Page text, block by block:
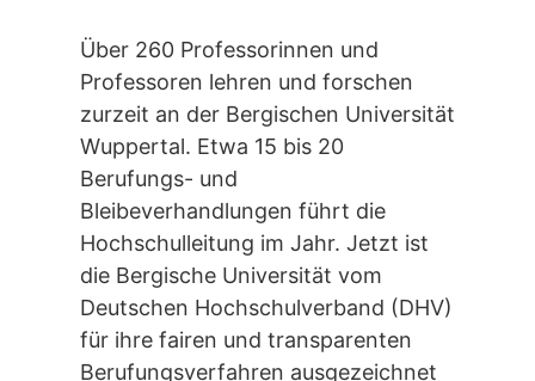
Über 260 Professorinnen und
Professoren lehren und forschen
zurzeit an der Bergischen Universität
Wuppertal. Etwa 15 bis 20
Berufungs- und
Bleibeverhandlungen führt die
Hochschulleitung im Jahr. Jetzt ist
die Bergische Universität vom
Deutschen Hochschulverband (DHV)
für ihre fairen und transparenten
Berufungsverfahren ausgezeichnet